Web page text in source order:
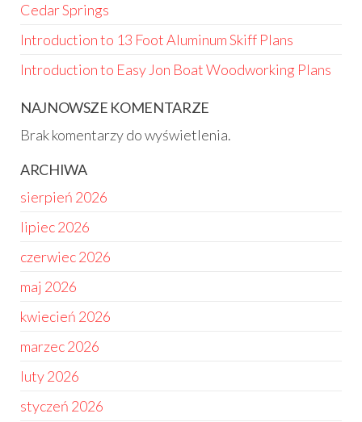
Cedar Springs
Introduction to 13 Foot Aluminum Skiff Plans
Introduction to Easy Jon Boat Woodworking Plans
NAJNOWSZE KOMENTARZE
Brak komentarzy do wyświetlenia.
ARCHIWA
sierpień 2026
lipiec 2026
czerwiec 2026
maj 2026
kwiecień 2026
marzec 2026
luty 2026
styczeń 2026